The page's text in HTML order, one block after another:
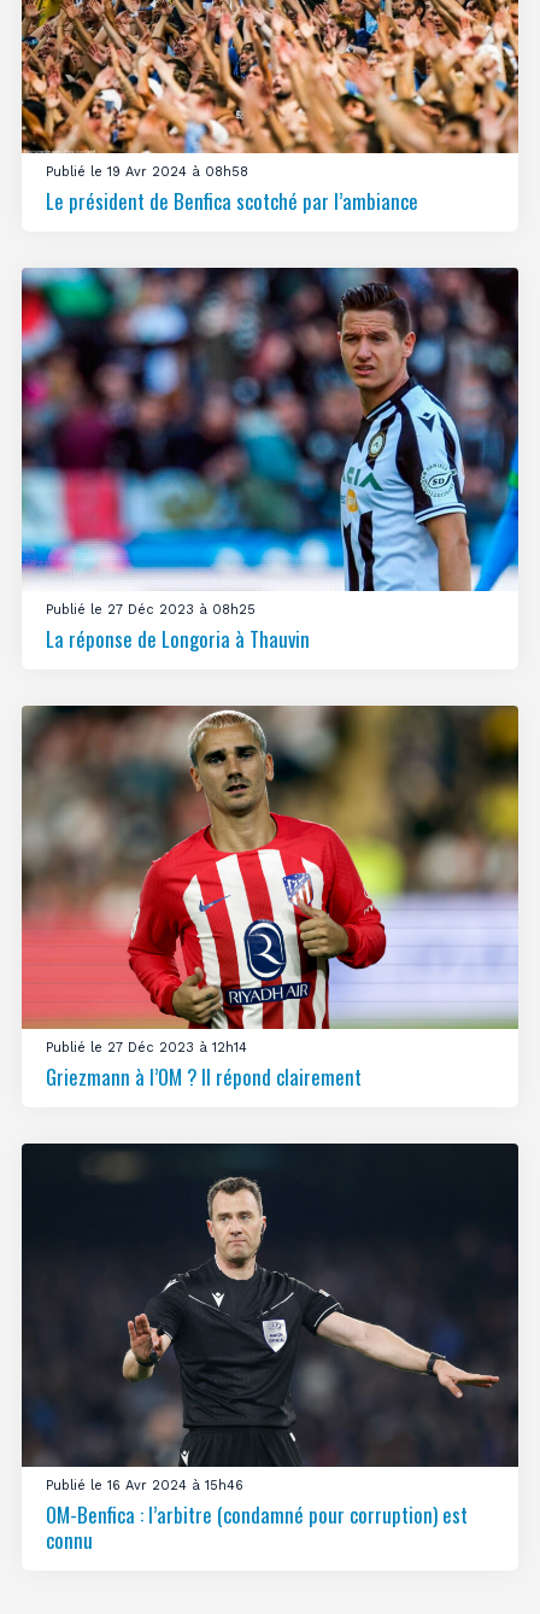
Publié le 19 Avr 2024 à 08h58
Le président de Benfica scotché par l’ambiance
Publié le 27 Déc 2023 à 08h25
La réponse de Longoria à Thauvin
Publié le 27 Déc 2023 à 12h14
Griezmann à l’OM ? Il répond clairement
Publié le 16 Avr 2024 à 15h46
OM-Benfica : l’arbitre (condamné pour corruption) est
connu